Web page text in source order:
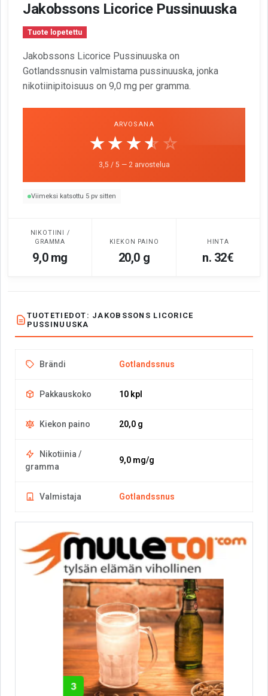
Jakobssons Licorice Pussinuuska
Tuote lopetettu
Jakobssons Licorice Pussinuuska on
Gotlandssnusin valmistama pussinuuska, jonka
nikotiinipitoisuus on 9,0 mg per gramma.
ARVOSANA
☆☆☆☆☆
★★★★★
3,5 / 5 — 2 arvostelua
Viimeksi katsottu 5 pv sitten
NIKOTIINI /
GRAMMA
9,0 mg
KIEKON PAINO
20,0 g
HINTA
n. 32€
TUOTETIEDOT: JAKOBSSONS LICORICE
PUSSINUUSKA
Brändi Gotlandssnus
Pakkauskoko 10 kpl
Kiekon paino 20,0 g
Nikotiinia /
gramma
9,0 mg/g
Valmistaja Gotlandssnus